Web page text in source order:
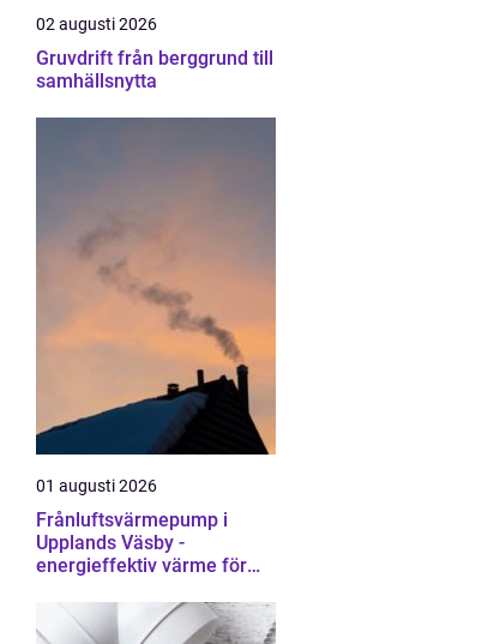
02 augusti 2026
Gruvdrift från berggrund till
samhällsnytta
01 augusti 2026
Frånluftsvärmepump i
Upplands Väsby -
energieffektiv värme för